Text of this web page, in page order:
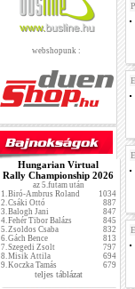
webshopunk :
Hungarian Virtual
Rally Championship 2026
az 5.futam után
1.Biró-Ambrus Roland
1034
2.Csáki Ottó
887
3.Balogh Jani
847
4.Fehér Tibor Balázs
845
5.Zsoldos Csaba
832
6.Gách Bence
813
7.Szegedi Zsolt
797
8.Misik Attila
694
9.Koczka Tamás 679
teljes táblázat